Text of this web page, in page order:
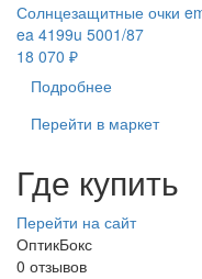
Солнцезащитные очки
ea 4199u 5001/87
18 070 ₽
Подробнее
Перейти в маркет
Где купить
Перейти на сайт
ОптикБокс
0 отзывов